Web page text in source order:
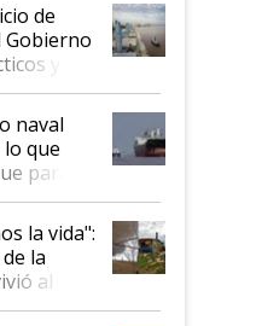
de
Gobierno
y
de
naval
que
parado
la vida":
la
al